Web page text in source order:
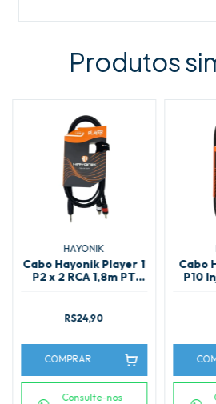
Produtos
HAYONIK
Cabo Hayonik Player 1
P2 x 2 RCA 1,8m PT
R$24,90
COMPRAR
Consulte-nos
Cabo
P10